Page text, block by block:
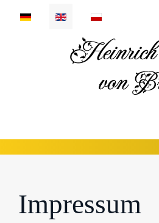
Impressum